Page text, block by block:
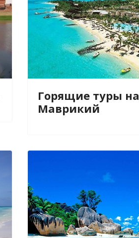
Горящие туры на
Маврикий